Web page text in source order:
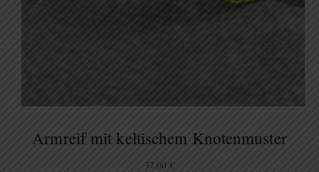
Armreif mit keltischem Knotenmuster
37,00€